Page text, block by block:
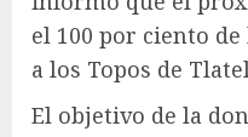
el 100 por ciento
a los Topos de
El objetivo de la